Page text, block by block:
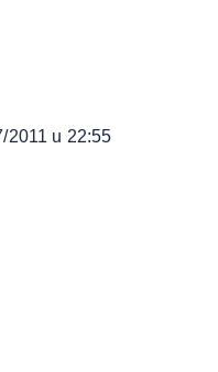
2011 u 22:55